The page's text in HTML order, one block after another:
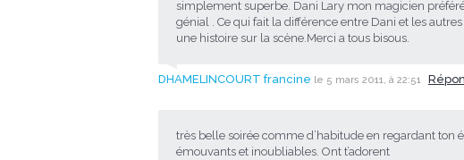
simplement superbe. Dani Lary mon magicien
génial . Ce qui fait la différence entre Dani et les
une histoire sur la scène.Merci a tous bisous.
DHAMELINCOURT francine le 5 mars 2011, à 22:51
très belle soirée comme d’habitude en regardant ton
émouvants et inoubliables. Ont t’adorent